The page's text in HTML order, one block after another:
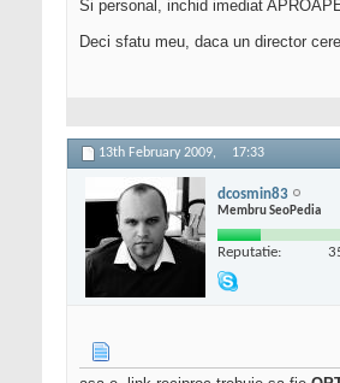
Si personal, inchid imediat
Deci sfatu meu, daca un director
13th February 2009, 17:33
dcosmin83
Membru SeoPedia
Reputatie: